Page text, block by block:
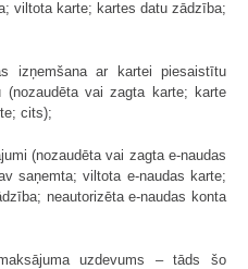
viltota karte; kartes datu zādzība;
izņemšana ar kartei piesaistītu
(nozaudēta vai zagta karte; karte
cits);
(nozaudēta vai zagta e-naudas
saņemta; viltota e-naudas karte;
neautorizēta e-naudas konta
uzdevums – tāds šo